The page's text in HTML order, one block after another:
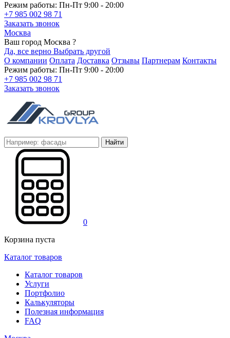
Режим работы: Пн-Пт 9:00 - 20:00
+7 985 002 98 71
Заказать звонок
Москва
Ваш город Москва ?
Да, все верно Выбрать другой
О компании Оплата Доставка Отзывы Партнерам Контакты
Режим работы: Пн-Пт 9:00 - 20:00
+7 985 002 98 71
Заказать звонок
Найти
0
Корзина пуста
Каталог товаров
Каталог товаров
Услуги
Портфолио
Калькуляторы
Полезная информация
FAQ